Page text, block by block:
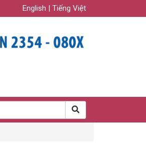
English | Tiếng Việt